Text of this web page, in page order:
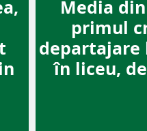
Media
primul
departajare
în liceu,